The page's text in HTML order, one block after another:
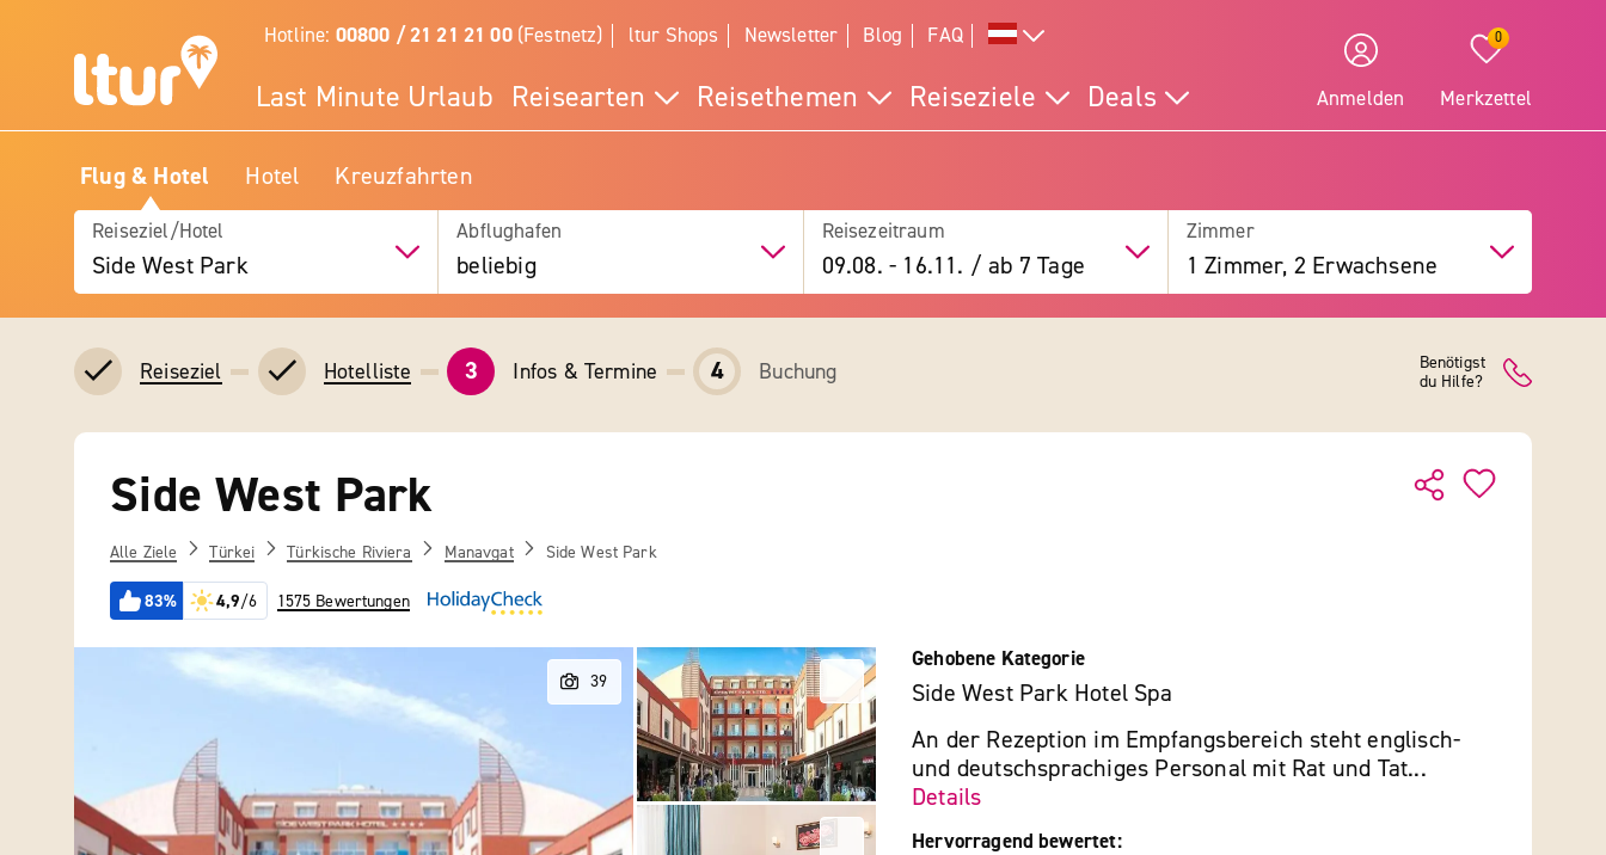
Hotline: 00800 / 21 21 21 00(Festnetz) ltur Shops Newsletter Blog FAQ
Last Minute Urlaub Reisearten Reisethemen Reiseziele Deals Anmelden
0
Merkzettel
Flug & Hotel Hotel Kreuzfahrten
Reiseziel/Hotel
Side West Park
Abflughafen
beliebig
Reisezeitraum
09.08. - 16.11. / ab 7 Tage
Zimmer
1 Zimmer, 2 Erwachsene
Reiseziel Hotelliste 3 Infos & Termine 4 Buchung
Benötigst
du Hilfe?
Side West Park
Alle Ziele Türkei Türkische Riviera Manavgat Side West Park
83% 4,9/6 1575 Bewertungen
Gehobene Kategorie
Side West Park Hotel Spa
An der Rezeption im Empfangsbereich steht englisch-
und deutschsprachiges Personal mit Rat und Tat...
Details
Hervorragend bewertet: